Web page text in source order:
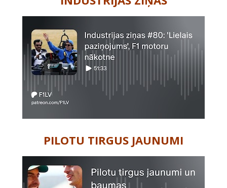
PILOTU TIRGUS JAUNUMI